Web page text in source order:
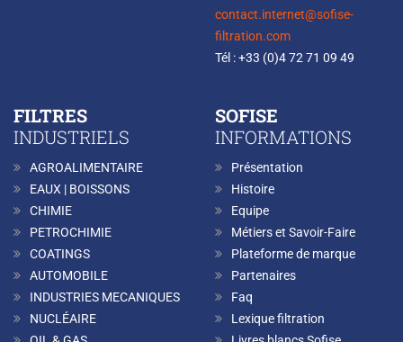
contact.internet@sofise-
filtration.com
Tél : +33 (0)4 72 71 09 49
FILTRES
INDUSTRIELS
AGROALIMENTAIRE
EAUX | BOISSONS
CHIMIE
PETROCHIMIE
COATINGS
AUTOMOBILE
INDUSTRIES MECANIQUES
NUCLÉAIRE
SOFISE
INFORMATIONS
Présentation
Histoire
Equipe
Métiers et Savoir-Faire
Plateforme de marque
Partenaires
Faq
Lexique filtration